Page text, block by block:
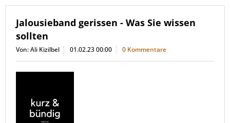
Jalousieband gerissen - Was Sie wissen
sollten
Von: Ali Kizilbel 01.02.23 00:00 0 Kommentare